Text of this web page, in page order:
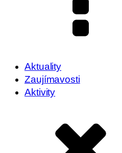
Aktuality
Zaujímavosti
Aktivity